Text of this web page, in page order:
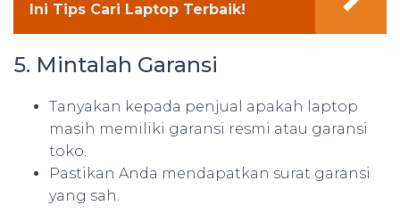
Ini Tips Cari Laptop Terbaik!
5. Mintalah Garansi
Tanyakan kepada penjual apakah laptop
masih memiliki garansi resmi atau garansi
toko.
Pastikan Anda mendapatkan surat garansi
yang sah.